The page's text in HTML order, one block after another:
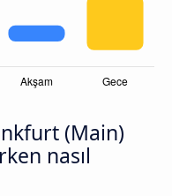
(Main)
nasıl